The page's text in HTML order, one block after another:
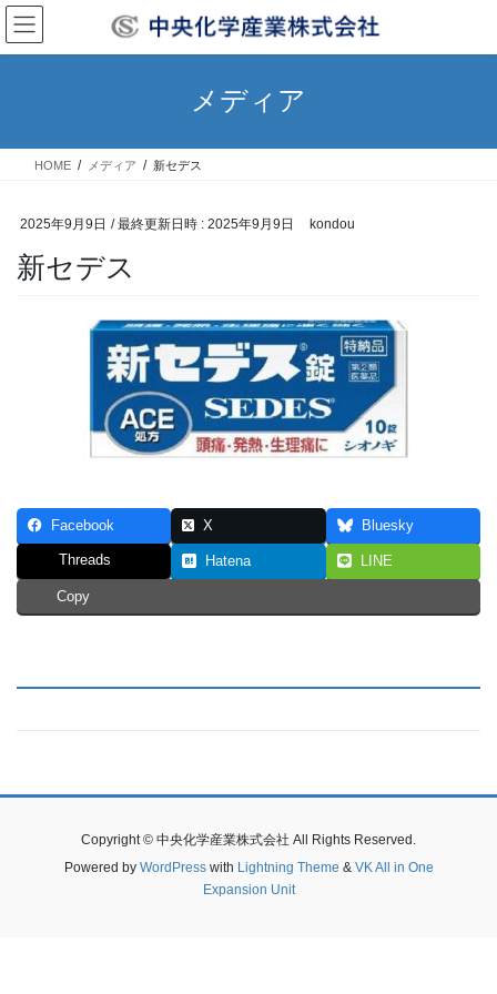
コ
ン
テ
ス
ナ
ビ
ゲ
ン
メディア
HOME メディア 新セデス
2025年9月9日 / 最終更新日時 : 2025年9月9日 kondou
新セデス
Facebook X Bluesky
Threads Hatena LINE
Copy
Copyright © 中央化学産業株式会社 All Rights Reserved.
Powered by WordPresswith Lightning Theme & VK All in One
Expansion Unit